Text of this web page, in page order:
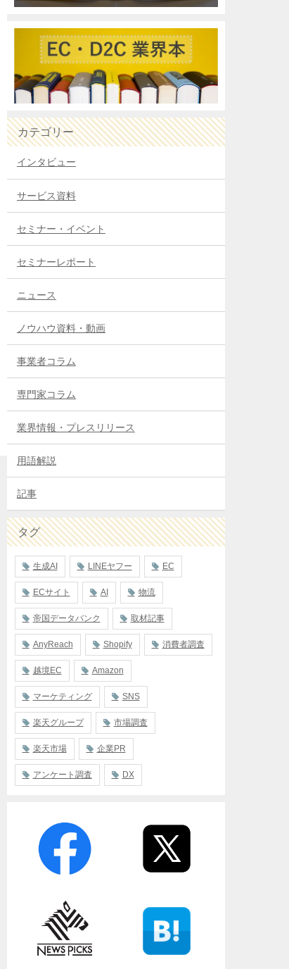
カテゴリー
インタビュー
サービス資料
セミナー・イベント
セミナーレポート
ニュース
ノウハウ資料・動画
事業者コラム
専門家コラム
業界情報・プレスリリース
用語解説
記事
タグ
生成AI LINEヤフー EC
ECサイト AI 物流
帝国データバンク 取材記事
AnyReach Shopify 消費者調査
越境EC Amazon
マーケティング SNS
楽天グループ 市場調査
楽天市場 企業PR
アンケート調査 DX